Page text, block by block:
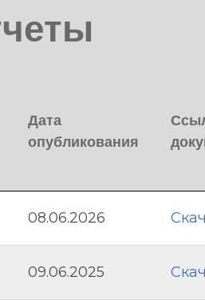
Дата
опубликования
08.06.2026
09.06.2025